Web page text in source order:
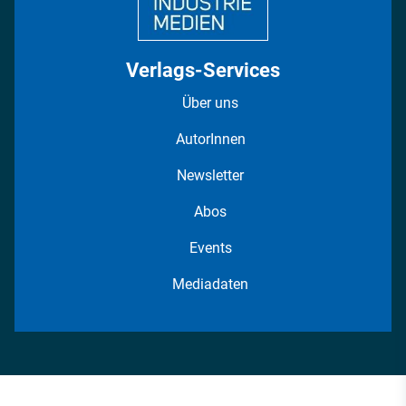
Verlags-Services
Über uns
AutorInnen
Newsletter
Abos
Events
Mediadaten